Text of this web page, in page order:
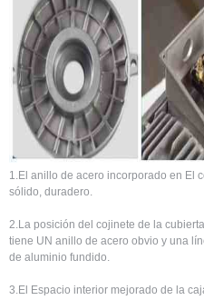
1.El anillo de acero incorporado en El
sólido, duradero.
2.La posición del cojinete de la
tiene UN anillo de acero obvio y una
de aluminio fundido.
3.El Espacio interior mejorado de la